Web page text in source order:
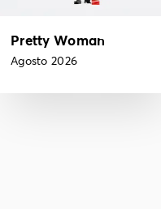
Pretty Woman
Agosto 2026